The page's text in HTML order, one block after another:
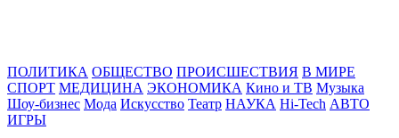
ПОЛИТИКА ОБЩЕСТВО ПРОИСШЕСТВИЯ В МИРЕ
СПОРТ МЕДИЦИНА ЭКОНОМИКА Кино и ТВ Музыка
Шоу-бизнес Мода Искусство Театр НАУКА Hi-Tech АВТО
ИГРЫ